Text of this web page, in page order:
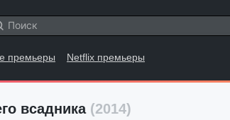
премьеры Netflix премьеры
всадника (2014)